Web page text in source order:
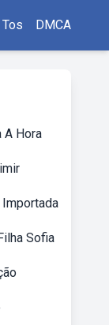
Tos DMCA
A Hora
Sofia